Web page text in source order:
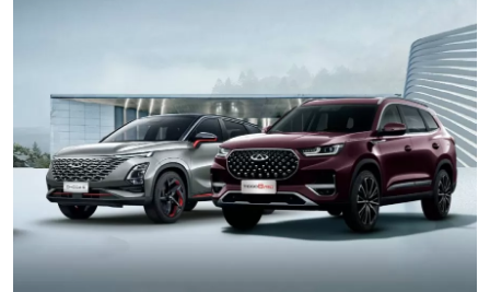
Kiralama & Filo
Sürüş & Güvenlik
Lastik & Jant